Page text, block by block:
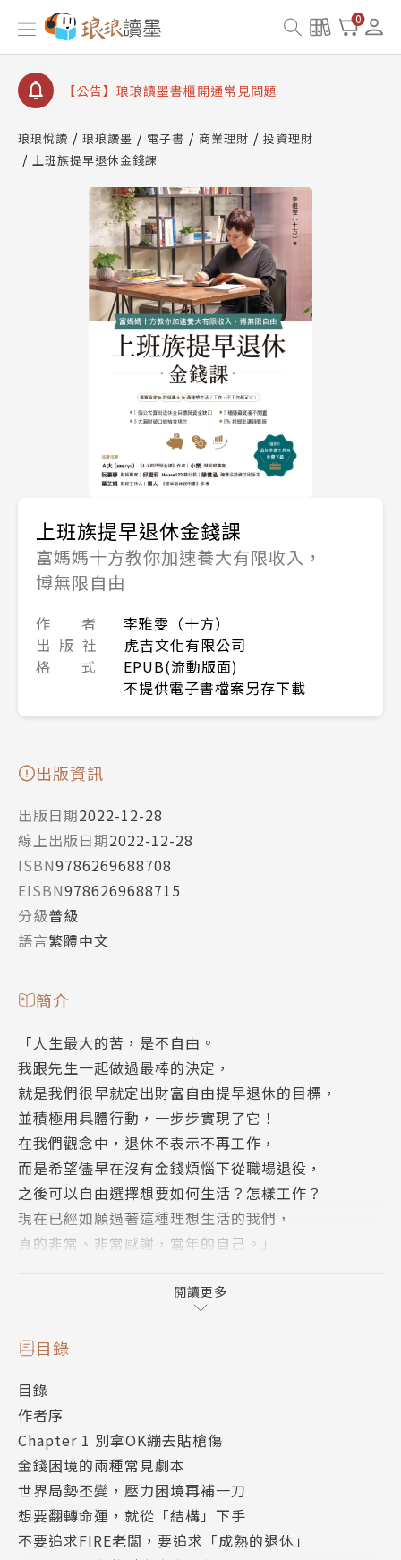
0
【公告】8/10、8/13 行動網路降速演練提醒
【公告】琅琅讀墨數位閱讀資產合併與書櫃開通申請
【公告】琅琅讀墨書櫃開通常見問題
請圖文教學
【公告】琅琅書店服務升級重要說明及資產合併結果
查詢
【公告】8/10、8/13 行動網路降速演練提醒
琅琅悅讀 琅琅讀墨 電子書 商業理財
投資理財
上班族提早退休金錢課
上班族提早退休金錢課
富媽媽十方教你加速養大有限收入，
博無限自由
作 者
李雅雯（十方）
出 版 社
虎吉文化有限公司
格 式
EPUB(流動版面)
不提供電子書檔案另存下載
出版資訊
出版日期2022-12-28
線上出版日期2022-12-28
ISBN9786269688708
EISBN9786269688715
分級普級
語言繁體中文
簡介
「人生最大的苦，是不自由。
我跟先生一起做過最棒的決定，
就是我們很早就定出財富自由提早退休的目標，
並積極用具體行動，一步步實現了它！
在我們觀念中，退休不表示不再工作，
而是希望儘早在沒有金錢煩惱下從職場退役，
之後可以自由選擇想要如何生活？怎樣工作？
現在已經如願過著這種理想生活的我們，
真的非常、非常感謝，當年的自己。」
很多人都知道，理財作家富媽媽十方，因為一場家庭火
業的先生，兩人實際上如何安排薪水？如何計算目標？
做哪些事來達到目標？在他們家會做簡單的家庭財報，
每年認真看待邁向自由的「業績」。比如：
-為加速存下本金，他們有幾年時間選擇不出國旅行。
-為了資產累積效率，他們尊奉「不買自住房」的鐵
律。
-在他們家，不檢討「年收入」，而是檢討「被動收
閱讀更多
目錄
目錄
作者序
Chapter 1 別拿OK繃去貼槍傷
金錢困境的兩種常見劇本
世界局勢丕變，壓力困境再補一刀
想要翻轉命運，就從「結構」下手
不要追求FIRE老闆，要追求「成熟的退休」